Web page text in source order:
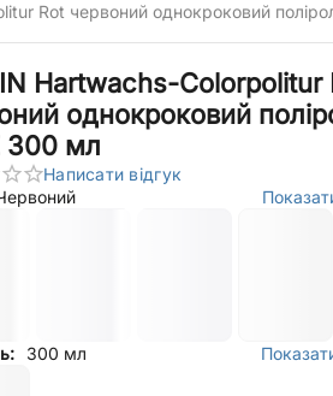
Rot червоний однокроковий
Hartwachs-Colorpolitur
однокроковий
300 мл
Написати відгук
300 мл